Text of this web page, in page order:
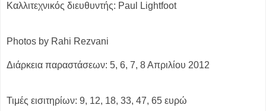
Καλλιτεχνικός διευθυντής: Paul Lightfoot
Photos by Rahi Rezvani
Διάρκεια παραστάσεων: 5, 6, 7, 8 Απριλίου 2012
Τιμές εισιτηρίων: 9, 12, 18, 33, 47, 65 ευρώ